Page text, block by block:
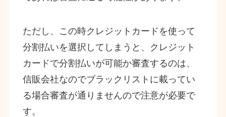
ただし、この時クレジットカードを使って
分割払いを選択してしまうと、クレジット
カードで分割払いが可能か審査するのは、
信販会社なのでブラックリストに載ってい
る場合審査が通りませんので注意が必要で
す。